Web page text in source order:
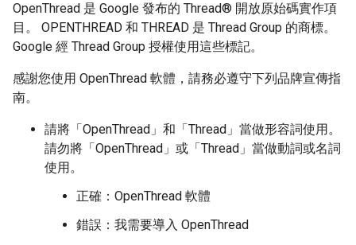
OpenThread 是 Google 發布的 Thread® 開放原始碼實作項
目。 OPENTHREAD 和 THREAD 是 Thread Group 的商標。
Google 經 Thread Group 授權使用這些標記。
感謝您使用 OpenThread 軟體，請務必遵守下列品牌宣傳指
南。
請將「OpenThread」和「Thread」當做形容詞使用。
請勿將「OpenThread」或「Thread」當做動詞或名詞
使用。
正確：OpenThread 軟體
錯誤：我需要導入 OpenThread